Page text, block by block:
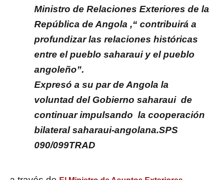
Ministro de Relaciones Exteriores de la
República de Angola ,“ contribuirá a
profundizar las relaciones históricas
entre el pueblo saharaui y el pueblo
angoleño”.
Expresó a su par de Angola la
voluntad del Gobierno saharaui de
continuar impulsando la cooperación
bilateral saharaui-angolana.SPS
090/099TRAD